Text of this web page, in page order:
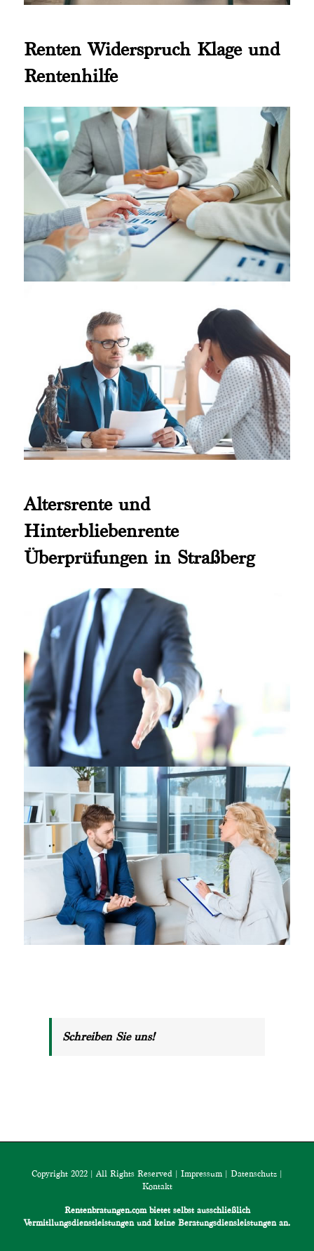
Renten Widerspruch Klage und
Rentenhilfe
Altersrente und
Hinterbliebenrente
Überprüfungen in Straßberg
Schreiben Sie uns!
Copyright 2022 | All Rights Reserved | Impressum | Datenschutz |
Kontakt
Rentenbratungen.com bietet selbst ausschließlich
Vermitllungsdienstleistungen und keine Beratungsdiensleistungen an.